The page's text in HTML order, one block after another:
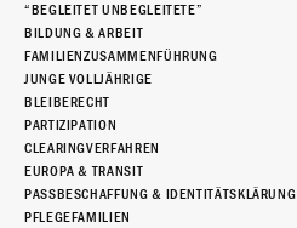
“BEGLEITET UNBEGLEITETE”
BILDUNG & ARBEIT
FAMILIENZUSAMMENFÜHRUNG
JUNGE VOLLJÄHRIGE
BLEIBERECHT
PARTIZIPATION
CLEARINGVERFAHREN
EUROPA & TRANSIT
PASSBESCHAFFUNG & IDENTITÄTSKLÄRUNG
PFLEGEFAMILIEN